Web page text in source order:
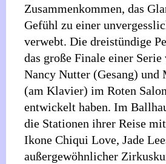
Zusammenkommen, das
Gefühl zu einer
verwebt. Die dreistündige
das große Finale einer Serie
Nancy Nutter (Gesang) und
(am Klavier) im Roten
entwickelt haben. Im
die Stationen ihrer Reise
Ikone Chiqui Love, Jade
außergewöhnlicher